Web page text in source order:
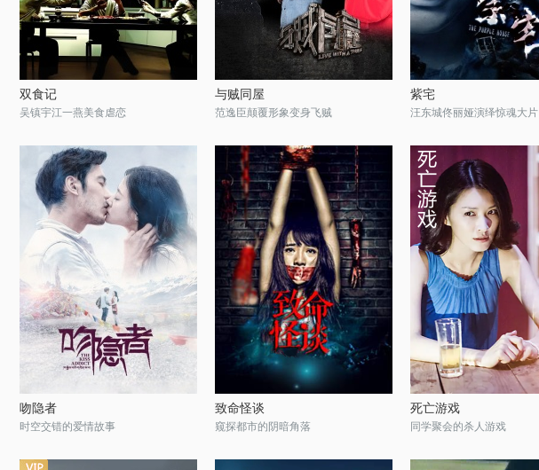
双食记
吴镇宇江一燕美食虐恋
与贼同屋
范逸臣颠覆形象变身飞贼
紫宅
汪东城佟丽娅演绎惊魂大片
吻隐者
时空交错的爱情故事
致命怪谈
窥探都市的阴暗角落
死亡游戏
同学聚会的杀人游戏